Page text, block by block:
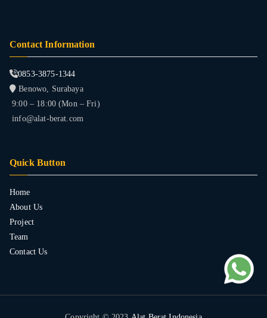
Contact Information
0853-3875-1344
Benowo, Surabaya
9:00 – 18:00 (Mon – Fri)
info@alat-berat.com
Quick Button
Home
About Us
Project
Team
Contact Us